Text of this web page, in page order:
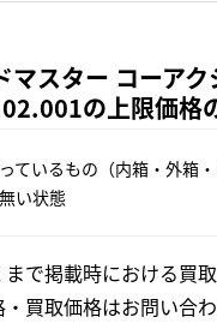
マスター コーア
の上限価格
ているもの（内箱・外箱・
い状態
まで掲載時における買
買取価格はお問い合